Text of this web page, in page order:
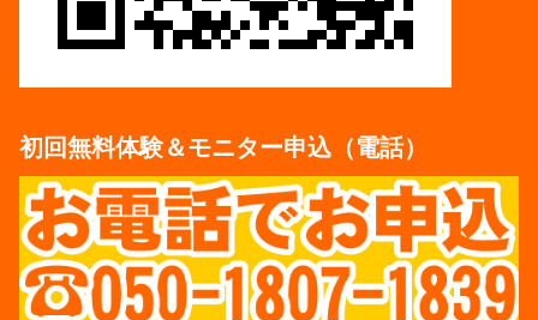
初回無料体験＆モニター申込（電話）